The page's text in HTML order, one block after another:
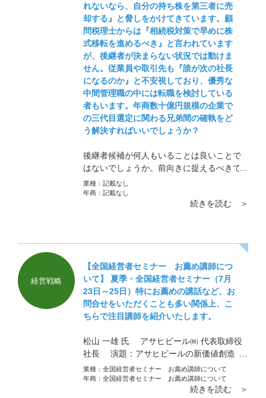
れないなら、自分の持ち株を第三者に売
却する』と脅しをかけてきています。顧
問税理士からは『相続税対策で早めに株
式移転を進めるべき』と言われています
が、後継者が決まらない状況では動けま
せん。従業員や取引先も『誰が次の社長
になるのか』と不安視しており、優秀な
中間管理職の中には転職を検討している
者もいます。年商数十億円規模の企業で
の三代目選定に関わる兄弟間の確執をど
う解決すればいいでしょうか？
後継者候補が何人もいることは良いことで
はないでしょうか。前向きに捉えるべきで
す。 二つの家で順番に社長をやっている会
社も世の中にはいます。それはそれで上手
業種： 記載なし
年商： 記載なし
続きを読む ＞
経営戦略
【全国経営者セミナー お薦め講師につ
いて】 夏季・全国経営者セミナー（7月
23日～25日）特にお薦めの講話など、お
問合せをいただくことも多い関係上、こ
ちらで注目講師を紹介いたします。
松山 一雄 氏 アサヒビール㈱ 代表取締役
社長 演題：アサヒビールの新価値創造
新しい価値を生み続ける組織をどうつくる
か？
業種： 全国経営者セミナー お薦め講師について
年商： 全国経営者セミナー お薦め講師について
続きを読む ＞